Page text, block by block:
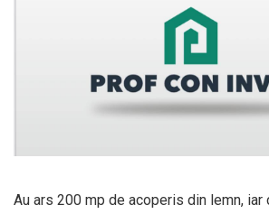
Au ars 200 mp de acoperis din lemn, iar